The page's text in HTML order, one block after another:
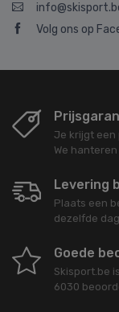
Volg ons op
Je krijgt een
We
Levering
Plaats een
dezelfde
Goede
Skisport.be
6030